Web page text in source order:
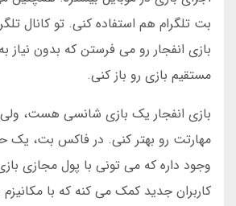
بت تلگرام هم استفاده کنی. تو کانال
بازی انفجار رو می فرستن که بدون نیاز
مستقیم بازی رو باز کنی.
بازی انفجار یک بازی شانسی هست،
مهارتت رو بهتر کنی. در فاکس بت، یک
وجود داره که می تونی با پول مجازی
کاربران جدید کمک می کنه که با